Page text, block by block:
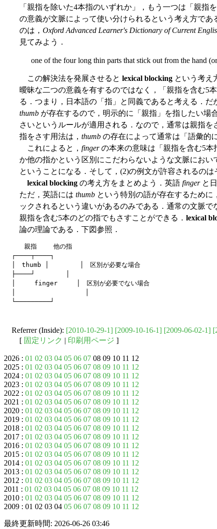
「親指を除いた4本指のいずれか」，もう一つは「親指
の意義が文脈によって使い分けられるという考え方で
のは， Oxford Advanced Learner's Dictionary of Current
見てみよう．
one of the four long thin parts that stick out from the hand
この解決法を発展させると lexical blocking という考え
曖昧な二つの意義を有するのではなく，「親指を含む5
る．つまり，日本語の「指」と同義であると考える．
thumb が存在するので，明示的に「親指」を指したい場
さいというルールが適用される．なので，通常は親指を
指をさす用法は， thumb の存在によって通常は「語彙的
これによると， fingerの本来の意味は「親指を含む5本
か他の指かという区別にこだわらないような文脈におい
ということになる．そして，(2)の例文が許容されるの
lexical blocking の考え方をまとめよう．英語 fingerと
ただ，英語には thumb という特別の語が存在するため
ックされるという違いがあるのみである．通常の文脈
親指を含む5本のどの指でもさすことができる． lexical
論の理論である．下図参照．
親指　　 他の指
┌────┬────┐
│　thumb │        │　区別が必要な場合
├────┘        │
│　　　finger　　　│　区別が必要でない場合
Referrer (Inside): [2010-10-29-1] [2009-10-16-1] [2009-06-02-1]
[ 固定リンク | 印刷用ページ ]
2026 : 01 02 03 04 05 06 07 08 09 10 11 12
2025 : 01 02 03 04 05 06 07 08 09 10 11 12
2024 : 01 02 03 04 05 06 07 08 09 10 11 12
2023 : 01 02 03 04 05 06 07 08 09 10 11 12
2022 : 01 02 03 04 05 06 07 08 09 10 11 12
2021 : 01 02 03 04 05 06 07 08 09 10 11 12
2020 : 01 02 03 04 05 06 07 08 09 10 11 12
2019 : 01 02 03 04 05 06 07 08 09 10 11 12
2018 : 01 02 03 04 05 06 07 08 09 10 11 12
2017 : 01 02 03 04 05 06 07 08 09 10 11 12
2016 : 01 02 03 04 05 06 07 08 09 10 11 12
2015 : 01 02 03 04 05 06 07 08 09 10 11 12
2014 : 01 02 03 04 05 06 07 08 09 10 11 12
2013 : 01 02 03 04 05 06 07 08 09 10 11 12
2012 : 01 02 03 04 05 06 07 08 09 10 11 12
2011 : 01 02 03 04 05 06 07 08 09 10 11 12
2010 : 01 02 03 04 05 06 07 08 09 10 11 12
2009 : 01 02 03 04 05 06 07 08 09 10 11 12
最終更新時間: 2026-06-26 03:46